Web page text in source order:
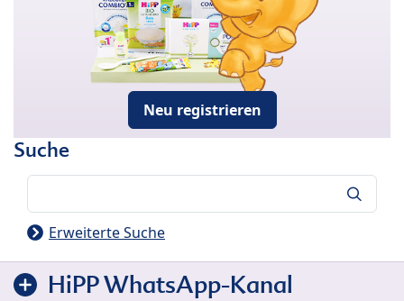
Neu registrieren
Suche
Erweiterte Suche
HiPP WhatsApp-Kanal